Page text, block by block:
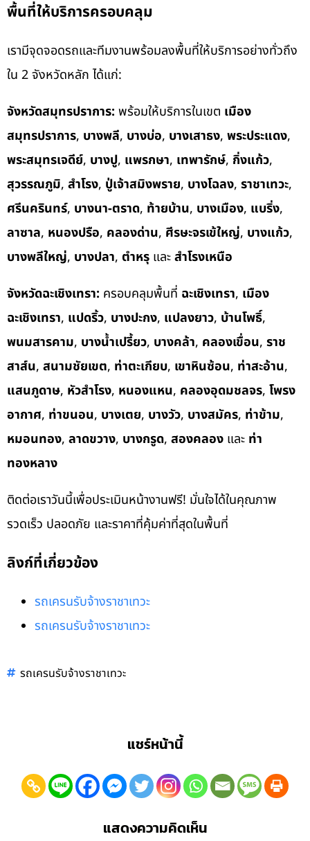
พื้นที่ให้บริการครอบคลุม
เรามีจุดจอดรถและทีมงานพร้อมลงพื้นที่ให้บริการอย่างทั่วถึง
ใน 2 จังหวัดหลัก ได้แก่:
จังหวัดสมุทรปราการ: พร้อมให้บริการในเขต เมือง
สมุทรปราการ, บางพลี, บางบ่อ, บางเสาธง, พระประแดง,
พระสมุทรเจดีย์, บางปู, แพรกษา, เทพารักษ์, กิ่งแก้ว,
สุวรรณภูมิ, สำโรง, ปู่เจ้าสมิงพราย, บางโฉลง, ราชาเทวะ,
ศรีนครินทร์, บางนา-ตราด, ท้ายบ้าน, บางเมือง, แบริ่ง,
ลาซาล, หนองปรือ, คลองด่าน, ศีรษะจรเข้ใหญ่, บางแก้ว,
บางพลีใหญ่, บางปลา, ตำหรุ และสำโรงเหนือ
จังหวัดฉะเชิงเทรา: ครอบคลุมพื้นที่ ฉะเชิงเทรา, เมือง
ฉะเชิงเทรา, แปดริ้ว, บางปะกง, แปลงยาว, บ้านโพธิ์,
พนมสารคาม, บางน้ำเปรี้ยว, บางคล้า, คลองเขื่อน, ราช
สาส์น, สนามชัยเขต, ท่าตะเกียบ, เขาหินซ้อน, ท่าสะอ้าน,
แสนภูดาษ, หัวสำโรง, หนองแหน, คลองอุดมชลจร, โพรง
อากาศ, ท่าขนอน, บางเตย, บางวัว, บางสมัคร, ท่าข้าม,
หมอนทอง, ลาดขวาง, บางกรูด, สองคลอง และ ท่า
ทองหลาง
ติดต่อเราวันนี้เพื่อประเมินหน้างานฟรี! มั่นใจได้ในคุณภาพ
รวดเร็ว ปลอดภัย และราคาที่คุ้มค่าที่สุดในพื้นที่
ลิงก์ที่เกี่ยวข้อง
รถเครนรับจ้างราชาเทวะ
รถเครนรับจ้างราชาเทวะ
รถเครนรับจ้างราชาเทวะ
แชร์หน้านี้
แสดงความคิดเห็น